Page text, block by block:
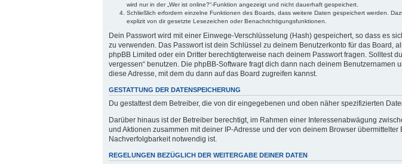
wird nur in der „Wer ist online?“-Funktion angezeigt und nicht dauerhaft gespeichert.
Schließlich erfordern einzelne Funktionen des Boards, dass weitere Daten gespeichert werden.
explizit von dir gesetzte Lesezeichen oder Benachrichtigungsfunktionen.
Dein Passwort wird mit einer Einwege-Verschlüsselung (Hash) gespeichert, so dass es
zu verwenden. Das Passwort ist dein Schlüssel zu deinem Benutzerkonto für das Board,
phpBB Limited oder ein Dritter berechtigterweise nach deinem Passwort fragen. Solltest
vergessen“ benutzen. Die phpBB-Software fragt dich dann nach deinem
diese Adresse, mit dem du dann auf das Board zugreifen kannst.
GESTATTUNG DER DATENSPEICHERUNG
Du gestattest dem Betreiber, die von dir eingegebenen und oben näher spezifizierten
Darüber hinaus ist der Betreiber berechtigt, im Rahmen einer Interessenabwägung
und Aktionen zusammen mit deiner IP-Adresse und der von deinem Browser
Nachverfolgbarkeit notwendig ist.
REGELUNGEN BEZÜGLICH DER WEITERGABE DEINER DATEN